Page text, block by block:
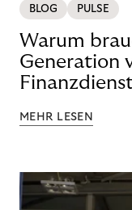
BLOG PULSE
Warum
Generation
MEHR LESEN